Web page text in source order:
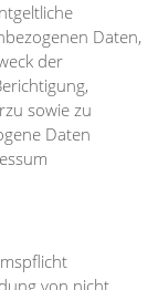
Daten,
der
sowie zu
Daten
von nicht